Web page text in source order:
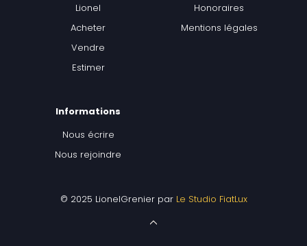
Lionel
Acheter
Vendre
Estimer
Honoraires
Mentions légales
Informations
Nous écrire
Nous rejoindre
© 2025 LionelGrenier par Le Studio FiatLux